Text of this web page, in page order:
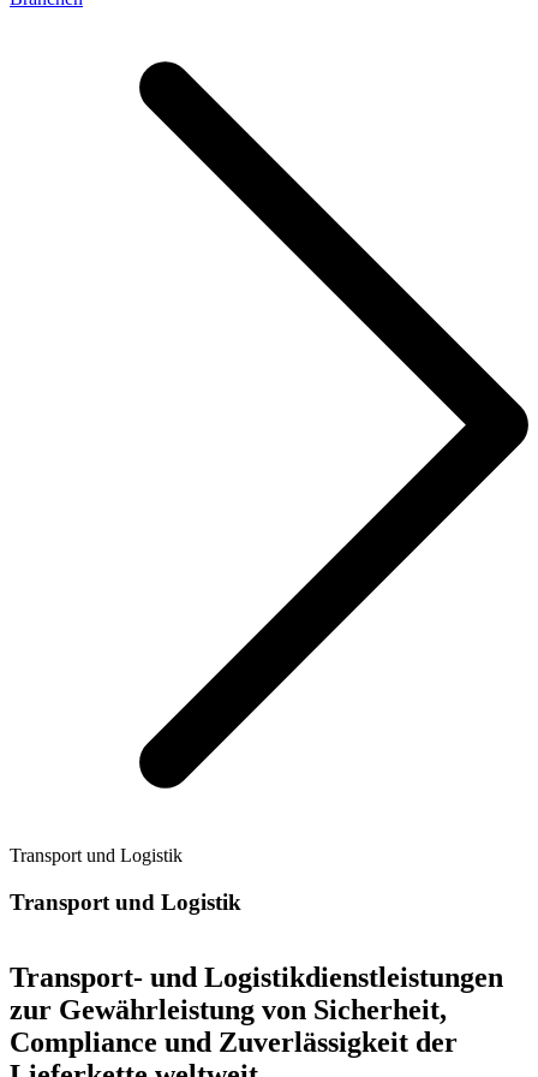
Transport und Logistik
Transport und Logistik
Transport- und Logistikdienstleistungen
zur Gewährleistung von Sicherheit,
Compliance und Zuverlässigkeit der